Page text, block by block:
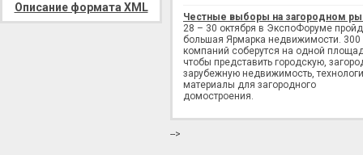
Описание формата XML
Честные выборы на загородном
28 – 30 октября в ЭкспоФоруме
большая Ярмарка недвижимости. 300
компаний соберутся на одной
чтобы представить городскую,
зарубежную недвижимость,
материалы для загородного
домостроения.
-->